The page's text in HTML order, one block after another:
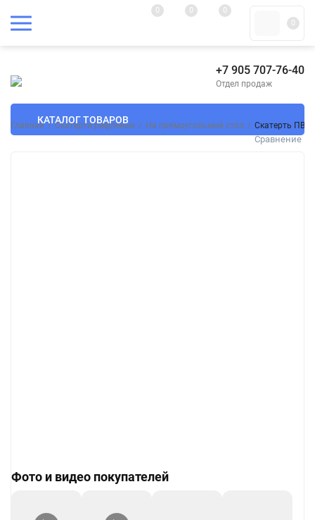
0 0
0
0
+7 905 707-76-40
Отдел продаж
КАТАЛОГ ТОВАРОВ
Главная / Скатерти рифленые / На прямоугольный стол / Скатерть ПВХ
Сравнение
Фото и видео покупателей